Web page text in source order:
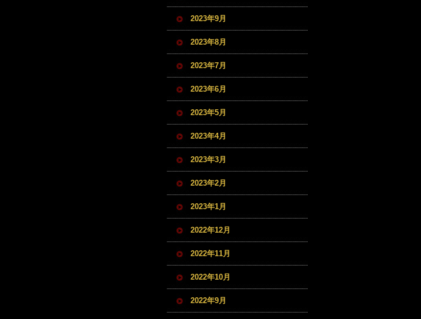
2023年9月
2023年8月
2023年7月
2023年6月
2023年5月
2023年4月
2023年3月
2023年2月
2023年1月
2022年12月
2022年11月
2022年10月
2022年9月